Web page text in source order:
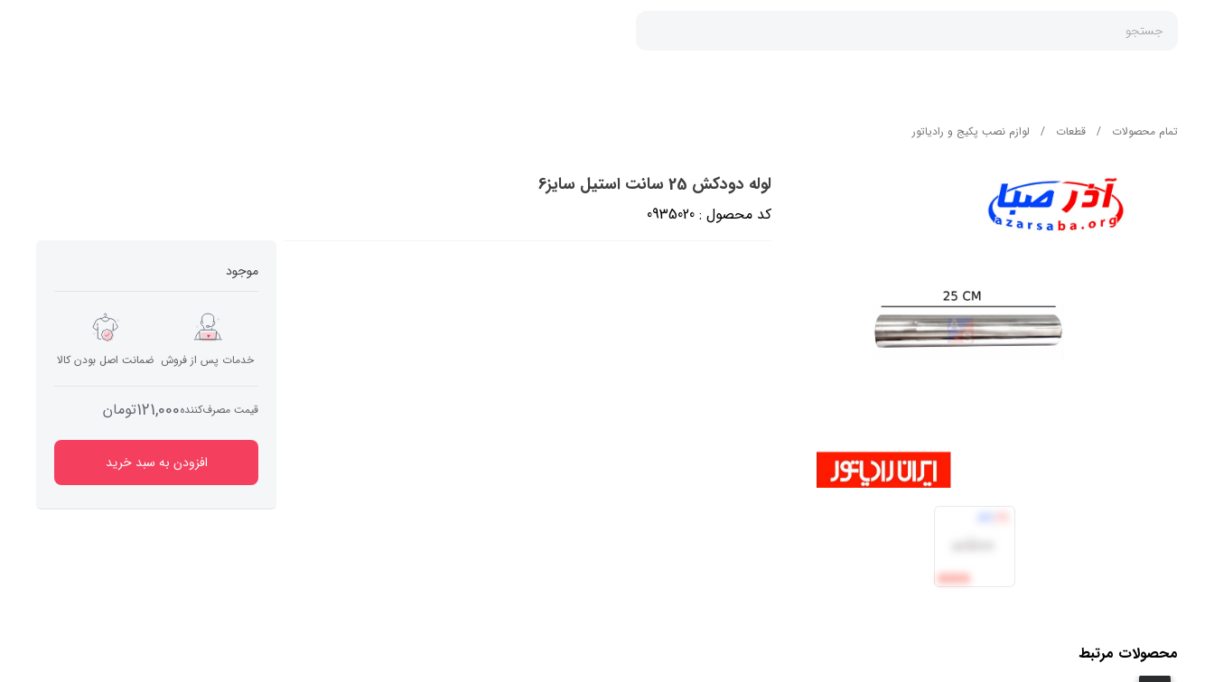
جستجو
تمام محصولات / قطعات / لوازم نصب پکیج و رادیاتور
لوله دودکش 25 سانت استیل سایز6
کد محصول : 0935020
موجود
خدمات پس از فروش ضمانت اصل بودن کالا
قیمت مصرف‌کننده121,000تومان
افزودن به سبد خرید
محصولات مرتبط